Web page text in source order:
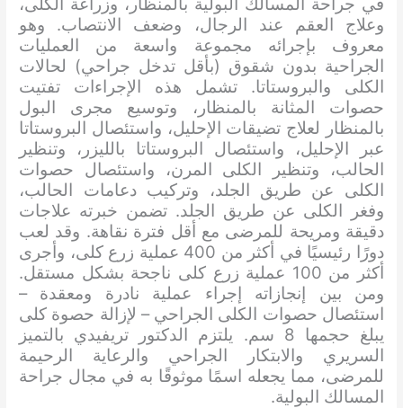
وعلاج العقم عند الرجال، وضعف الانتصاب. وهو
معروف بإجرائه مجموعة واسعة من العمليات
الجراحية بدون شقوق (بأقل تدخل جراحي) لحالات
الكلى والبروستاتا. تشمل هذه الإجراءات تفتيت
حصوات المثانة بالمنظار، وتوسيع مجرى البول
بالمنظار لعلاج تضيقات الإحليل، واستئصال البروستاتا
عبر الإحليل، واستئصال البروستاتا بالليزر، وتنظير
الحالب، وتنظير الكلى المرن، واستئصال حصوات
الكلى عن طريق الجلد، وتركيب دعامات الحالب،
وفغر الكلى عن طريق الجلد. تضمن خبرته علاجات
دقيقة ومريحة للمرضى مع أقل فترة نقاهة. وقد لعب
دورًا رئيسيًا في أكثر من 400 عملية زرع كلى، وأجرى
أكثر من 100 عملية زرع كلى ناجحة بشكل مستقل.
ومن بين إنجازاته إجراء عملية نادرة ومعقدة –
استئصال حصوات الكلى الجراحي – لإزالة حصوة كلى
يبلغ حجمها 8 سم. يلتزم الدكتور تريفيدي بالتميز
السريري والابتكار الجراحي والرعاية الرحيمة
للمرضى، مما يجعله اسمًا موثوقًا به في مجال جراحة
المسالك البولية.